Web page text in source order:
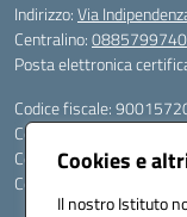
Cookies e
Il nostro Istituto
Indirizzo:Via
Centralino:0885799740
Posta elettronica
Codice fiscale:
Codice meccanografico:
Codice Indice delle
Codice unico di